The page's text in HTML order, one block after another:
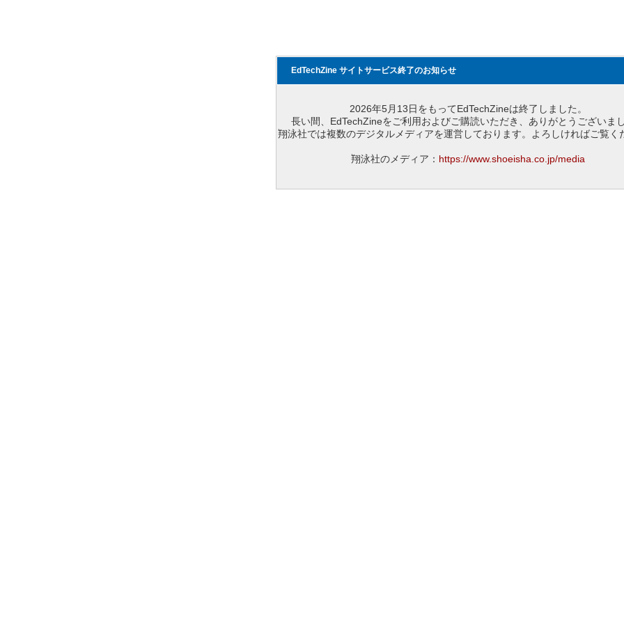
EdTechZine サイトサービス終了のお知らせ
2026年5月13日をもってEdTechZineは終了しました。
長い間、EdTechZineをご利用およびご購読いただき、ありがとうございまし
翔泳社では複数のデジタルメディアを運営しております。よろしければご覧く
翔泳社のメディア： https://www.shoeisha.co.jp/media